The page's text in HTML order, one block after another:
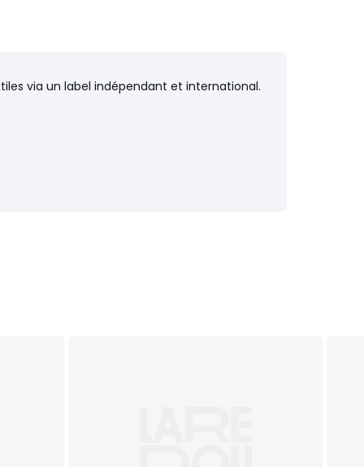
via un label indépendant et international.